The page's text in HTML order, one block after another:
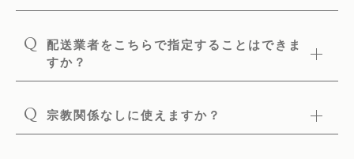
Q
配送業者をこちらで指定することはできま
すか？
Q 宗教関係なしに使えますか？